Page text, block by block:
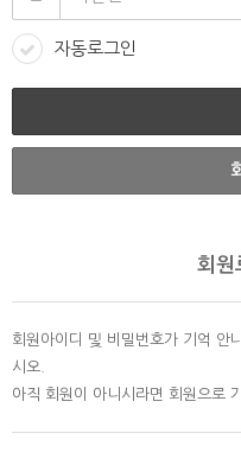
자동로그인
회원
회원아이디 및 비밀번호가 기억 안
시오.
아직 회원이 아니시라면 회원으로